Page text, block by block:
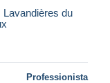
du
Professionista